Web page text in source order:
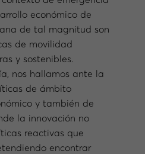
económico de
de tal magnitud son
de movilidad
y sostenibles.
nos hallamos ante la
de ámbito
y también de
la innovación no
reactivas que
encontrar